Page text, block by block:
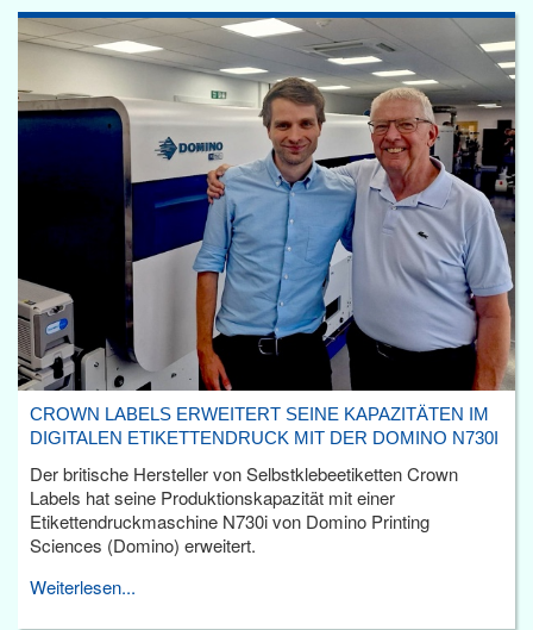
CROWN LABELS ERWEITERT SEINE KAPAZITÄTEN IM
DIGITALEN ETIKETTENDRUCK MIT DER DOMINO N730I
Der britische Hersteller von Selbstklebeetiketten Crown
Labels hat seine Produktionskapazität mit einer
Etikettendruckmaschine N730i von Domino Printing
Sciences (Domino) erweitert.
Weiterlesen...